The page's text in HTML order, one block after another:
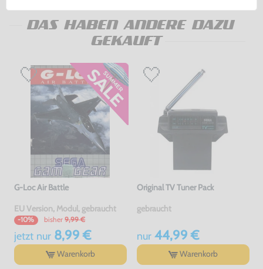
DAS HABEN ANDERE DAZU
GEKAUFT
G-Loc Air Battle
EU Version, Modul, gebraucht
-10% bisher 9,99 €
jetzt nur8,99 €
Warenkorb
Original TV Tuner Pack
gebraucht
nur44,99 €
Warenkorb